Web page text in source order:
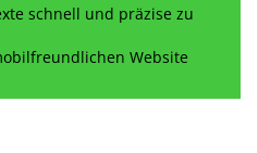
schnell und präzise zu
Website